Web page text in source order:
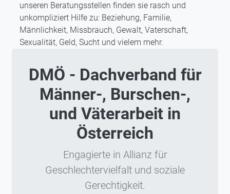
unseren Beratungsstellen finden sie rasch und
unkompliziert Hilfe zu: Beziehung, Familie,
Männlichkeit, Missbrauch, Gewalt, Vaterschaft,
Sexualität, Geld, Sucht und vielem mehr.
DMÖ - Dachverband für
Männer-, Burschen-,
und Väterarbeit in
Österreich
Engagierte in Allianz für
Geschlechtervielfalt und soziale
Gerechtigkeit.